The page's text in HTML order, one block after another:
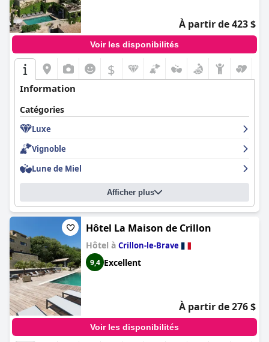
À partir de 423 $
Voir les disponibilités
$
Information
Catégories
Luxe
Vignoble
Lune de Miel
Afficher plus
Hôtel La Maison de Crillon
Hôtel à Crillon-le-Brave
9,4 Excellent
À partir de 276 $
Voir les disponibilités